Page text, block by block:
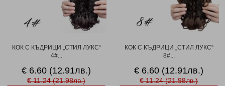
КОК С КЪДРИЦИ „СТИЛ ЛУКС“
4#...
€ 6.60 (12.91лв.)
€ 11.24 (21.98лв.)
КОК С КЪДРИЦИ „СТИЛ ЛУКС“
8#...
€ 6.60 (12.91лв.)
€ 11.24 (21.98лв.)